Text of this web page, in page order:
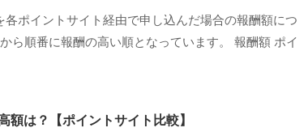
ポイントサイト経由で申し込んだ場合の報酬額につ
ら順番に報酬の高い順となっています。 報酬額 ポイ
は？【ポイントサイト比較】